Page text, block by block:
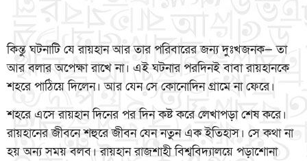
কিন্তু ঘটনাটি যে রায়হান আর তার পরিবারের জন্য দুঃখজনক— তা
আর বলার অপেক্ষা রাখে না। এই ঘটনার পরদিনই বাবা রায়হানকে
শহরে পাঠিয়ে দিলেন। আর যেন সে কোনোদিন গ্রামে না ফেরে।
শহরে এসে রায়হান দিনের পর দিন কষ্ট করে লেখাপড়া শেষ করে।
রায়হানের জীবনে শহুরে জীবন যেন নতুন এক ইতিহাস। সে কথা না
হয় অন্য সময় বলব। রায়হান রাজশাহী বিশ্ববিদ্যালয়ে পড়াশোনা